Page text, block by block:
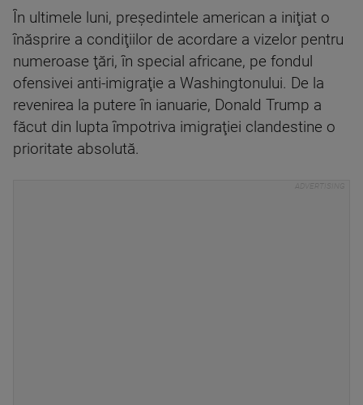
În ultimele luni, preşedintele american a iniţiat o
înăsprire a condiţiilor de acordare a vizelor pentru
numeroase ţări, în special africane, pe fondul
ofensivei anti-imigraţie a Washingtonului. De la
revenirea la putere în ianuarie, Donald Trump a
făcut din lupta împotriva imigraţiei clandestine o
prioritate absolută.